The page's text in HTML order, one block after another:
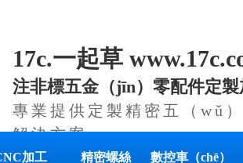
17c.一起草
注非標五金（jīn）零配件定製
專業提供定製精密五（wǔ
解決方案
加工 精密螺絲 數控車（chē）